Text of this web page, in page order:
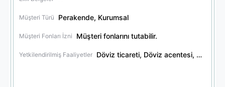
Müşteri Türü Perakende, Kurumsal
Müşteri Fonları İzni Müşteri fonlarını tutabilir.
Yetkilendirilmiş Faaliyetler Döviz ticareti, Döviz acentesi, Döviz yatırım danışmanlığı, Döviz emanet hizmetleri, Vadeli işlem ticareti, Vadeli işlem acentesi, Vadeli işlem emanet hizmetleri, Finansal türev ticareti, Finansal türev acentesi, Finansal türev yatırım danışmanlığı, Finansal türev emanet hizmetleri, Menkul kıymet ticareti, Menkul kıymet acentesi, Menkul kıymet yatırım danışmanlığı, Menkul kıymet emanet hizmetleri, Tahvil ticareti, Tahvil acentesi, Tahvil emanet hizmetleri, Diğer finansal ürün ticareti, Diğer finansal ürün acentesi, Diğer finansal ürün yatırım danışmanlığı, Diğer finansal ürün emanet hizmetleri, Emeklilik fonu varlık yönetimi, Opsiyon ticareti, Opsiyon acentesi, Opsiyon emanet hizmetleri